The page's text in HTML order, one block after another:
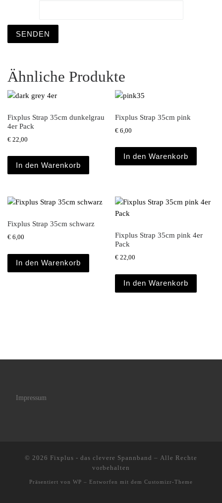
Ähnliche Produkte
Fixplus Strap 35cm dunkelgrau
4er Pack
€ 22,00
In den Warenkorb
Fixplus Strap 35cm pink
€ 6,00
In den Warenkorb
Fixplus Strap 35cm schwarz
€ 6,00
In den Warenkorb
Fixplus Strap 35cm pink 4er
Pack
€ 22,00
In den Warenkorb
Impressum
© 2026 Fixplus - das clevere Spannband – Alle Rechte
vorbehalten
Präsentiert von WP – Entworfen mit dem Customizr-Theme